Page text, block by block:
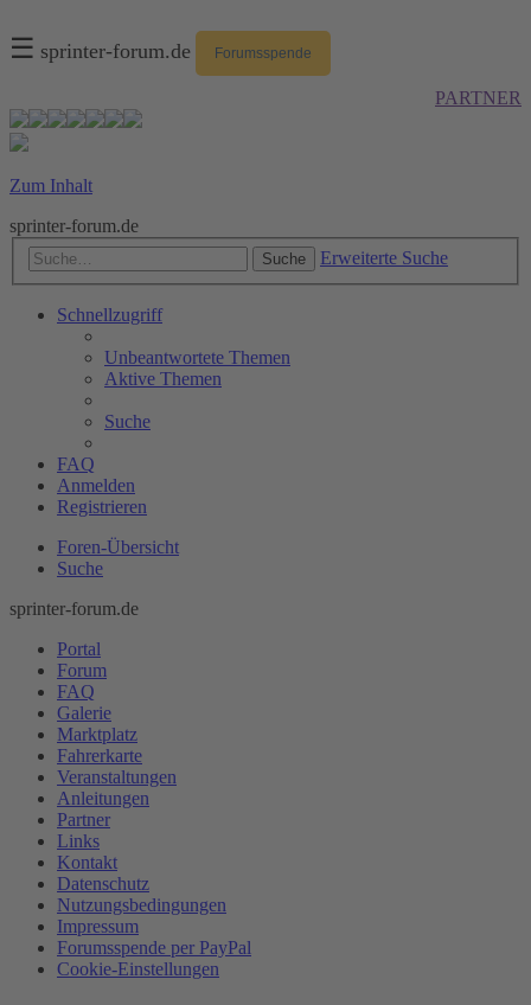
☰ sprinter-forum.de Forumsspende
PARTNER
Zum Inhalt
sprinter-forum.de
Suche Erweiterte Suche
Schnellzugriff
Unbeantwortete Themen
Aktive Themen
Suche
FAQ
Anmelden
Registrieren
Foren-Übersicht
Suche
sprinter-forum.de
Portal
Forum
FAQ
Galerie
Marktplatz
Fahrerkarte
Veranstaltungen
Anleitungen
Partner
Links
Kontakt
Datenschutz
Nutzungsbedingungen
Impressum
Forumsspende per PayPal
Cookie-Einstellungen